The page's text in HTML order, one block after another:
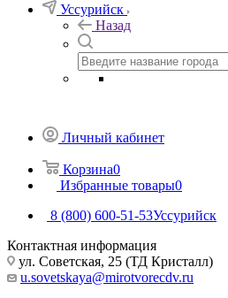
Уссурийск
Назад
Личный кабинет
Корзина0
Избранные товары0
8 (800) 600-51-53Уссурийск
Контактная информация
ул. Советская, 25 (ТД Кристалл)
u.sovetskaya@mirotvorecdv.ru